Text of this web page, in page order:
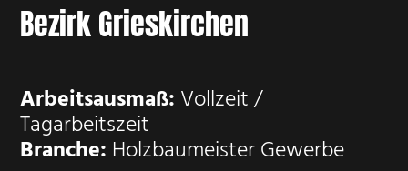
Bezirk Grieskirchen
Arbeitsausmaß: Vollzeit /
Tagarbeitszeit
Branche: Holzbaumeister Gewerbe